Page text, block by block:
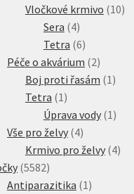
Vločkové krmivo 1010
Sera 44
produkty
Tetra 66
produktů
Péče o akvárium 22
produkty
Boj proti řasám 11
Tetra 11
produkt
Úprava vody 11
Vše pro želvy 44
produkty
Krmivo pro želvy 44
55825582
produktů
Antiparazitika 11